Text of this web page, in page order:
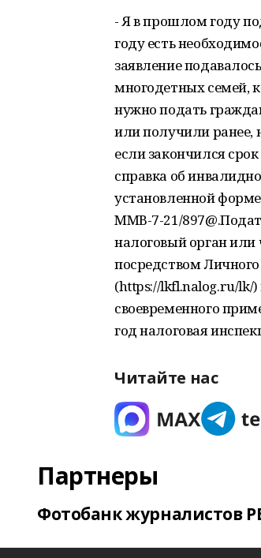
- Я в прошлом году
году есть
заявление
многодетных семей,
нужно подать
или получили ранее,
если закончился
справка об
установленной
ММВ-7-21/
налоговый орган
посредством
(https://lkfl.nalog.ru/lk/
своевременного
год налоговая
Читайте нас
Партнеры
Фотобанк журналистов